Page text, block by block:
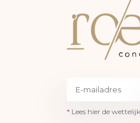
* Lees hier de